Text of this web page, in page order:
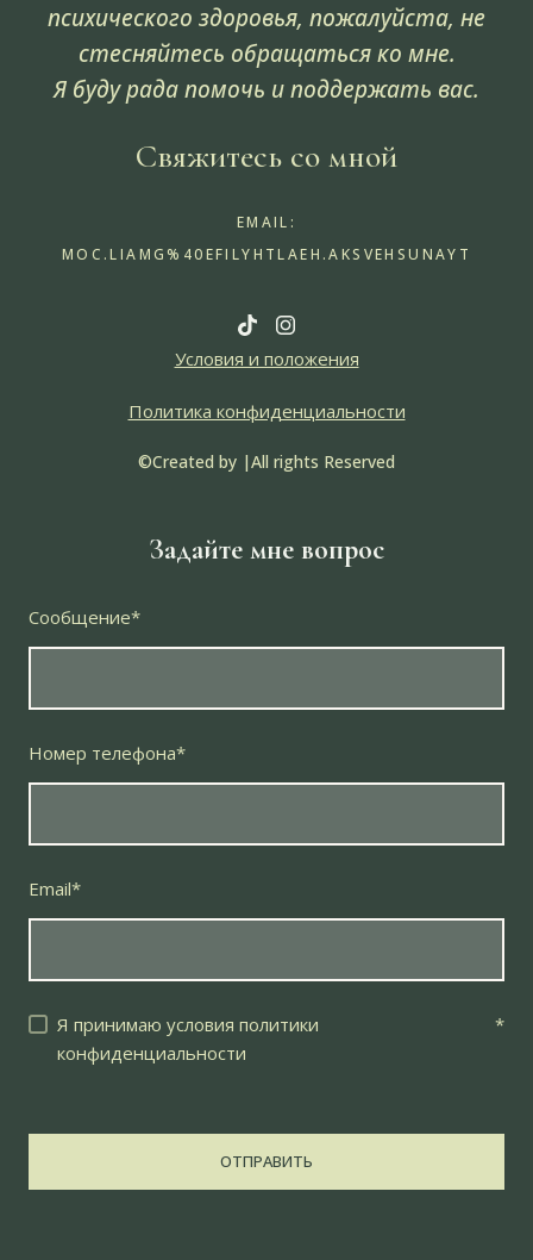
психического здоровья, пожалуйста, не
стесняйтесь обращаться ко мне.
Я буду рада помочь и поддержать вас.
Свяжитесь со мной
EMAIL:
MOC.LIAMG%40EFILYHTLAEH.AKSVEHSUNAYT
Условия и положения
Политика конфиденциальности
©Created by |All rights Reserved
Задайте мне вопрос
Сообщение*
Номер телефона*
Email*
Я принимаю условия политики
конфиденциальности
*
ОТПРАВИТЬ